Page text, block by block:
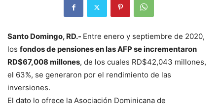
Santo Domingo, RD.- Entre enero y septiembre de 2020,
los fondos de pensiones en las AFP se incrementaron
RD$67,008 millones, de los cuales RD$42,043 millones,
el 63%, se generaron por el rendimiento de las
inversiones.
El dato lo ofrece la Asociación Dominicana de